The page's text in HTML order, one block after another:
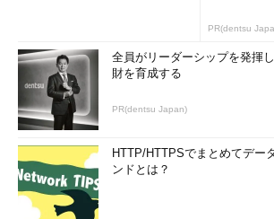
PR(dentsu
全員がリーダーシップを発揮
財を育成する
PR(dentsu Japan)
HTTP/HTTPSでまとめてデー
ンドとは？